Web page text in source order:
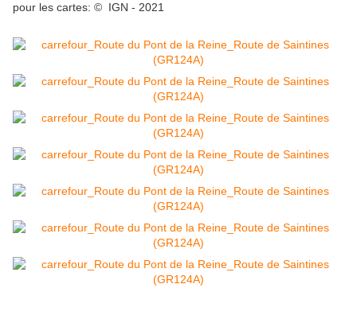
pour les cartes: © IGN - 2021